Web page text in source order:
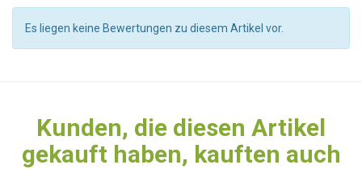
Es liegen keine Bewertungen zu diesem Artikel vor.
Kunden, die diesen Artikel
gekauft haben, kauften auch